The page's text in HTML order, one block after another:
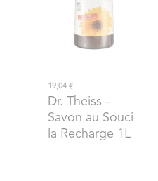
19,04 €
Dr. Theiss -
Savon au Souci
la Recharge 1L